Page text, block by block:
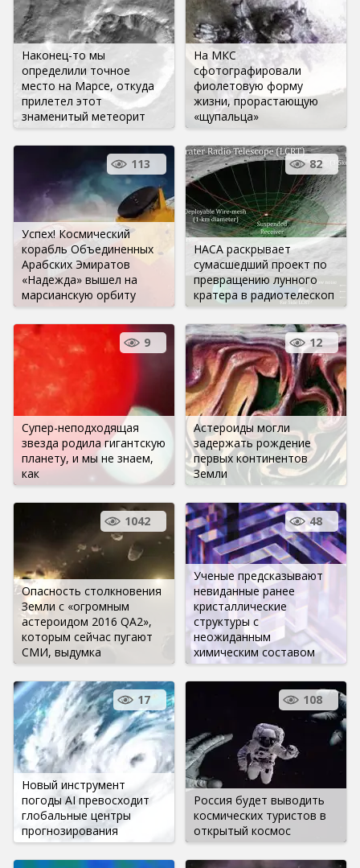
Наконец-то мы
определили точное
место на Марсе, откуда
прилетел этот
знаменитый метеорит
На МКС
сфотографировали
фиолетовую форму
жизни, прорастающую
«щупальца»
Успех! Космический
корабль Объединенных
Арабских Эмиратов
«Надежда» вышел на
марсианскую орбиту
113
НАСА раскрывает
сумасшедший проект по
превращению лунного
кратера в радиотелескоп
82
Супер-неподходящая
звезда родила гигантскую
планету, и мы не знаем,
как
9
Астероиды могли
задержать рождение
первых континентов
Земли
12
Опасность столкновения
Земли с «огромным
астероидом 2016 QA2»,
которым сейчас пугают
СМИ, выдумка
1042
Ученые предсказывают
невиданные ранее
кристаллические
структуры с
неожиданным
химическим составом
48
Новый инструмент
погоды AI превосходит
глобальные центры
прогнозирования
17
Россия будет выводить
космических туристов в
открытый космос
108